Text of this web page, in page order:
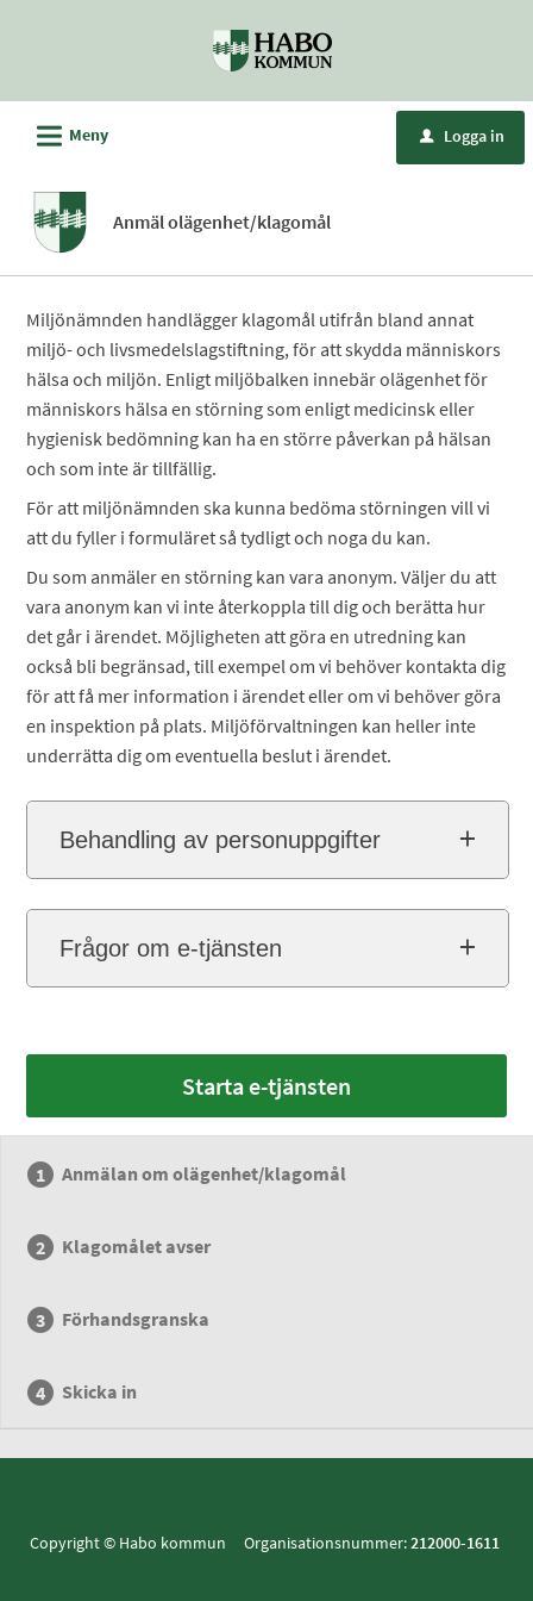
kommun
L Meny u Logga in
Anmäl olägenhet/klagomål
Miljönämnden handlägger klagomål utifrån bland annat
miljö- och livsmedelslagstiftning, för att skydda människors
hälsa och miljön. Enligt miljöbalken innebär olägenhet för
människors hälsa en störning som enligt medicinsk eller
hygienisk bedömning kan ha en större påverkan på hälsan
och som inte är tillfällig.
För att miljönämnden ska kunna bedöma störningen vill vi
att du fyller i formuläret så tydligt och noga du kan.
Du som anmäler en störning kan vara anonym. Väljer du att
vara anonym kan vi inte återkoppla till dig och berätta hur
det går i ärendet. Möjligheten att göra en utredning kan
också bli begränsad, till exempel om vi behöver kontakta dig
för att få mer information i ärendet eller om vi behöver göra
en inspektion på plats. Miljöförvaltningen kan heller inte
underrätta dig om eventuella beslut i ärendet.
Behandling av personuppgifter
Frågor om e-tjänsten
Starta e-tjänsten
Anmälan om olägenhet/klagomål
Klagomålet avser
Förhandsgranska
Skicka in
Copyright © Habo kommun Organisationsnummer:212000-1611